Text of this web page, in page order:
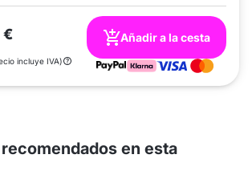
€
incluye IVA)
Añadir a la cesta
en esta